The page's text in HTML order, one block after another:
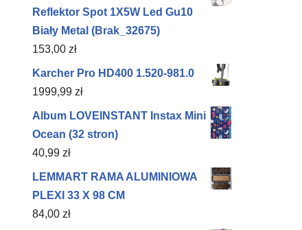
Reflektor Spot 1X5W Led Gu10
Biały Metal (Brak_32675)
153,00 zł
Karcher Pro HD400 1.520-981.0
1999,99 zł
Album LOVEINSTANT Instax Mini
Ocean (32 stron)
40,99 zł
LEMMART RAMA ALUMINIOWA
PLEXI 33 X 98 CM
84,00 zł